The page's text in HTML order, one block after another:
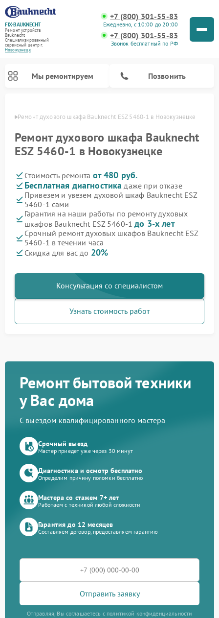
FIX-BAUKNECHT
Ремонт устройств
Bauknecht
Специализированный
cервисный центр г.
Новокузнецк
+7 (800) 301-55-83
Ежедневно, с 10:00 до 20:00
+7 (800) 301-55-83
Звонок бесплатный по РФ
Мы ремонтируем Позвонить
Ремонт духового шкафа Bauknecht ESZ 5460-1 в Новокузнецке
Ремонт духового шкафа Bauknecht
ESZ 5460-1 в Новокузнецке
Стоимость ремонта от 480 руб.
Бесплатная диагностика даже при отказе
Привезем и увезем духовой шкаф Bauknecht ESZ
5460-1 сами
Гарантия на наши работы по ремонту духовых
шкафов Bauknecht ESZ 5460-1до 3-х лет
Срочный ремонт духовых шкафов Bauknecht ESZ
5460-1 в течении часа
Скидка для вас до 20%
Консультация со специалистом
Узнать стоимость работ
Ремонт бытовой техники
у Вас дома
С выездом квалифицированного мастера
Срочный выезд
Мастер приедет уже через 30 минут
Диагностика и осмотр бесплатно
Определим причину поломки бесплатно
Мастера со стажем 7+ лет
Работаем с техникой любой сложности
Гарантия до 12 месяцев
Составляем договор, предоставляем гарантию
Отправить заявку
Отправляя, Вы соглашаетесь с политикой конфиденциальности